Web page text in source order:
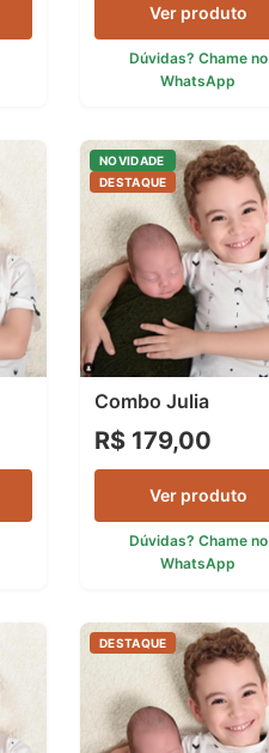
Ver produto
Dúvidas? Chame no
WhatsApp
NOVIDADE
DESTAQUE
Combo Julia
R$ 179,00
Ver produto
Dúvidas? Chame no
WhatsApp
DESTAQUE